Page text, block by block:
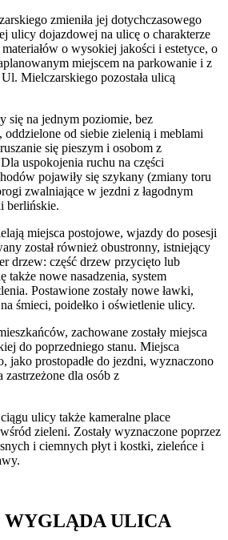
zmieniła jej dotychczasowego
ulicy dojazdowej na ulicę o charakterze
o wysokiej jakości i estetyce, o
miejscem na parkowanie i z
Mielczarskiego pozostała ulicą
się na jednym poziomie, bez
od siebie zielenią i meblami
się pieszym i osobom z
uspokojenia ruchu na części
pojawiły się szykany (zmiany toru
zwalniające w jezdni z łagodnym
berlińskie.
miejsca postojowe, wjazdy do posesji
został również obustronny, istniejący
drzew: część drzew przycięto lub
także nowe nasadzenia, system
Postawione zostały nowe ławki,
śmieci, poidełko i oświetlenie ulicy.
zachowane zostały miejsca
do poprzedniego stanu. Miejsca
jako prostopadłe do jezdni, wyznaczono
zastrzeżone dla osób z
ulicy także kameralne place
zieleni. Zostały wyznaczone poprzez
i ciemnych płyt i kostki, zieleńce i
ULICA